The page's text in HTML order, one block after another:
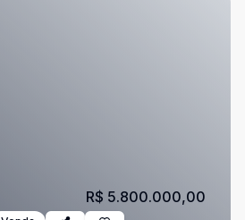
R$ 5.800.000,00